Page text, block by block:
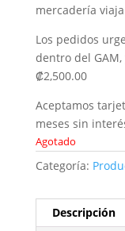
mercadería
Los pedidos
dentro del
₡2,500.00
Aceptamos
meses sin
Agotado
Categoría:
Descripción